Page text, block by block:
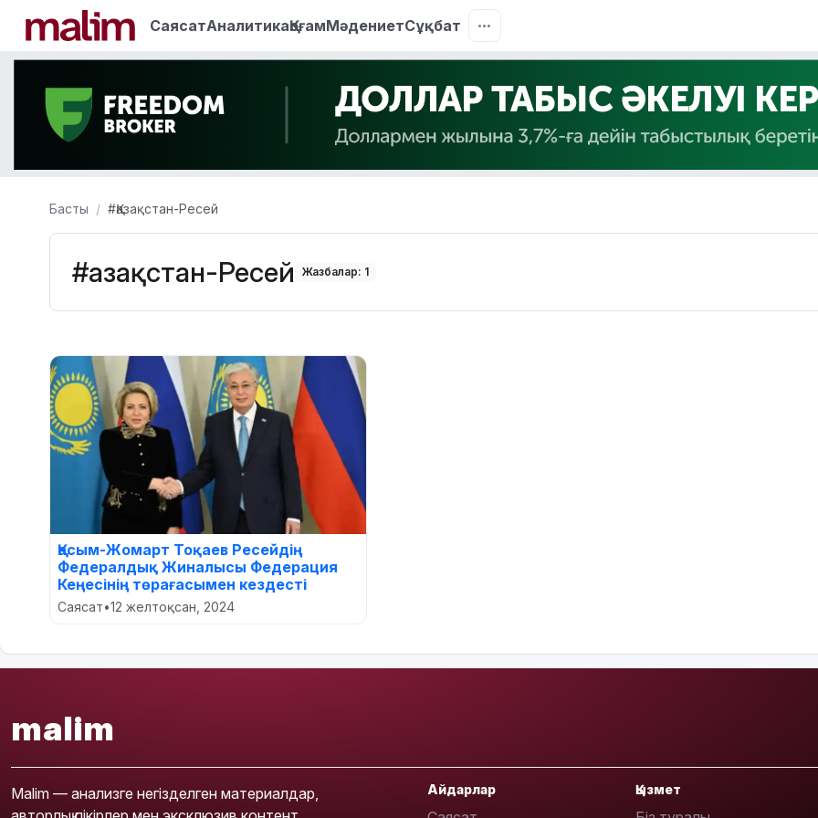
СаясатАналитикаҚоғамМәдениетСұқбат
Басты #Қазақстан-Ресей
#Қазақстан-Ресей Жазбалар: 1
Қасым-Жомарт Тоқаев Ресейдің
Федералдық Жиналысы Федерация
Кеңесінің төрағасымен кездесті
Саясат•12 желтоқсан, 2024
malim
Malim — анализге негізделген материалдар,
Айдарлар Қызмет